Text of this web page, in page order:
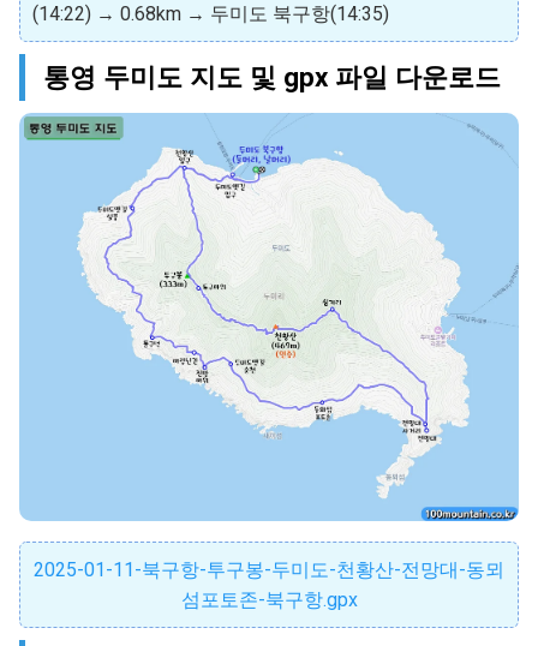
(14:22) → 0.68km → 두미도 북구항(14:35)
통영 두미도 지도 및 gpx 파일 다운로드
2025-01-11-북구항-투구봉-두미도-천황산-전망대-동뫼
섬포토존-북구항.gpx